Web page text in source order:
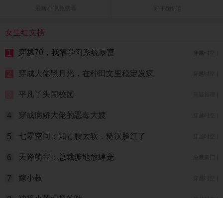
女生红文榜
1 穿越70，我靠学习系统暴富
2 穿成大佬黑月光，在种田文里稳定发疯
平凡丫头闯校园
4 穿成病娇大佬的恶毒大嫂
5 七零空间：知青腰太软，糙汉脸红了
6 天降萌宝：总裁爹地放肆宠
7 嫁小叔